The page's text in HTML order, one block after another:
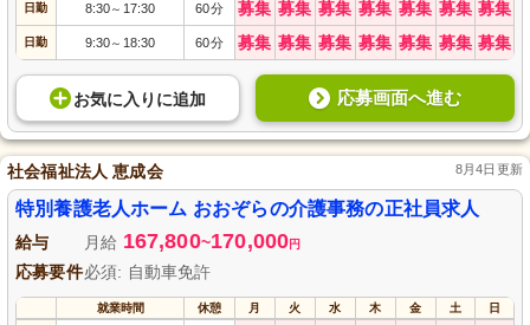
日勤 8:30～ 17:30 60分 募集 募集 募集 募集 募集 募集 募集
日勤 9:30～ 18:30 60分 募集 募集 募集 募集 募集 募集 募集
お気に入り に追加 応募画面へ進む
社会福祉法人 恵成会 8月4日更新
特別養護老人ホーム おおぞらの介護事務の正社員求人
給与 月給 167,800~170,000円
応募要件必須: 自動車免許
就業時間 休憩 月 火 水 木 金 土 日